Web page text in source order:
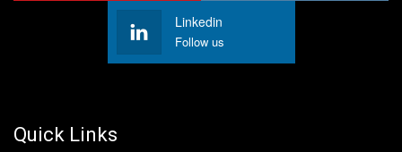
Linkedin
Follow us
Quick Links